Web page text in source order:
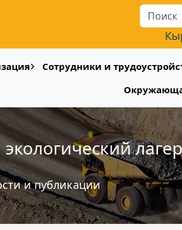
Сотрудники и
и публикации